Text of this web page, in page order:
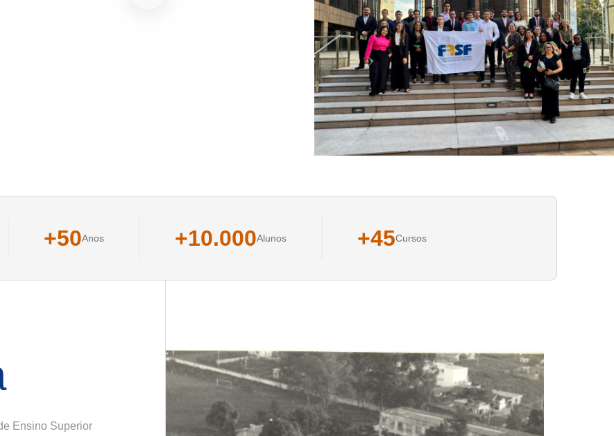
+50Anos +10.000Alunos +45Cursos
Ensino Superior